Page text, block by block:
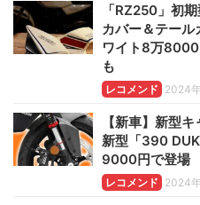
「RZ250」初
カバー＆テー
ワイト8万
も
レコメンド 2024
【新車】新型
新型「390
9000円で登場
レコメンド 2024